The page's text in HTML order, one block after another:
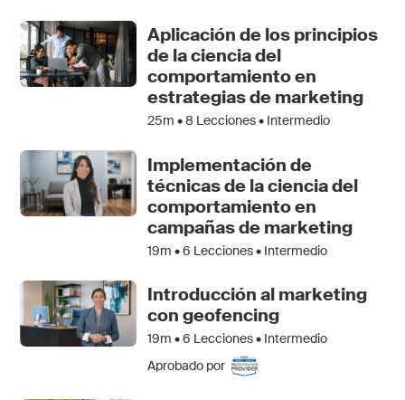
Aplicación de los principios
de la ciencia del
comportamiento en
estrategias de marketing
25m •8 Lecciones • Intermedio
Implementación de
técnicas de la ciencia del
comportamiento en
campañas de marketing
19m •6 Lecciones • Intermedio
Introducción al marketing
con geofencing
19m •6 Lecciones • Intermedio
Aprobado por